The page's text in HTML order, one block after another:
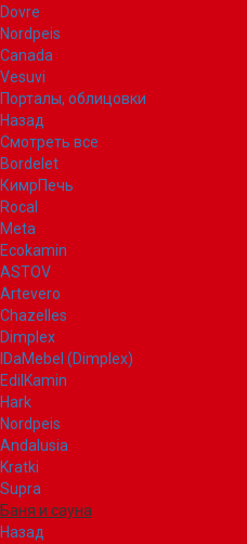
Dovre
Nordpeis
Canada
Vesuvi
Порталы, облицовки
Назад
Смотреть все
Bordelet
КимрПечь
Rocal
Meta
Ecokamin
ASTOV
Artevero
Chazelles
Dimplex
IDaMebel (Dimplex)
EdilKamin
Hark
Nordpeis
Andalusia
Kratki
Supra
Баня и сауна
Назад